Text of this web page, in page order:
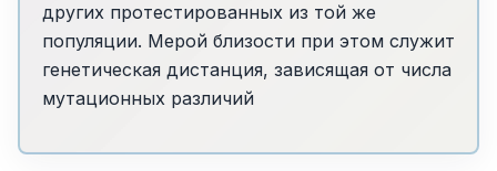
других протестированных из той же
популяции. Мерой близости при этом служит
генетическая дистанция, зависящая от числа
мутационных различий